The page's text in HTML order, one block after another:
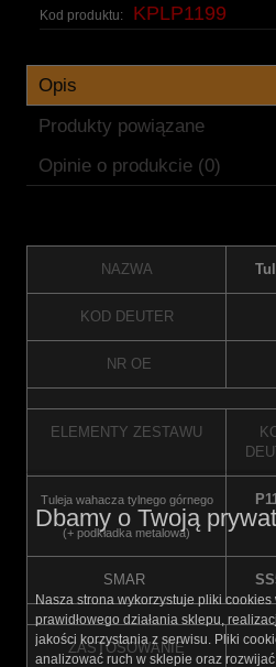
Kod produktu:
KPLP1199
Opis
Produkty powiązane
Opinie o produkcie (0)
NAZWA
KOD DEUTER
NR OE
ELEMENTY ZESTAWU
Tuleja wahacza tylnego górnego
(+ podkładka metalowa)
SMAR
ZASTOSOWANIE
Dbamy o Twoją
Nasza strona wykorzystuje pliki
prawidłowego działania sklepu,
jakości korzystania z serwisu. Pliki
analizować ruch w sklepie oraz